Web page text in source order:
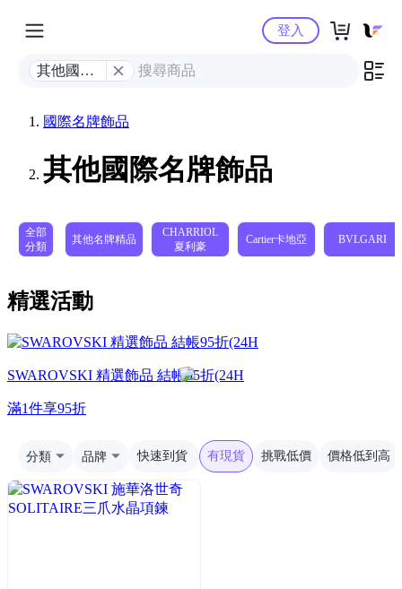
Yahoo購物中心
其他國際
登入
國際名牌飾品
其他國際名牌飾品
全部
分類
其他名牌精品
CHARRIOL
夏利豪
Cartier卡地亞 BVLGARI
精選活動
SWAROVSKI 精選飾品 結帳95折(24H
滿1件享95折
分類 品牌 快速到貨 有現貨 挑戰低價 價格低到高